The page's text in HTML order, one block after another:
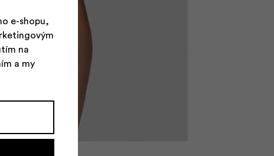
e-shopu,
na
a my